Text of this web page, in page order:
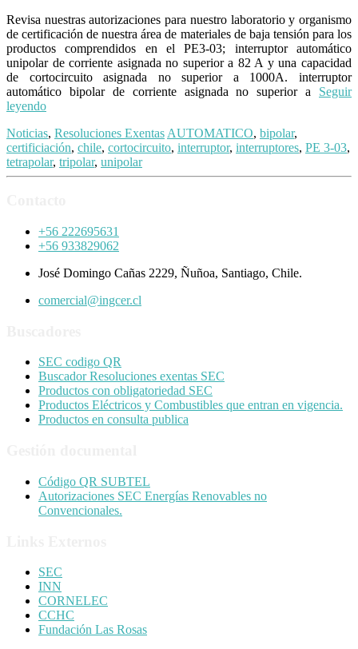
Revisa nuestras autorizaciones para nuestro laboratorio y organismo
de certificación de nuestra área de materiales de baja tensión para los
productos comprendidos en el PE3-03; interruptor automático
unipolar de corriente asignada no superior a 82 A y una capacidad
de cortocircuito asignada no superior a 1000A. interruptor
automático bipolar de corriente asignada no superior a Seguir
leyendo
Noticias, Resoluciones Exentas AUTOMATICO, bipolar,
certificiación, chile, cortocircuito, interruptor, interruptores, PE 3-03,
tetrapolar, tripolar, unipolar
+56 222695631
+56 933829062
José Domingo Cañas 2229, Ñuñoa, Santiago, Chile.
comercial@ingcer.cl
SEC codigo QR
Buscador Resoluciones exentas SEC
Productos con obligatoriedad SEC
Productos Eléctricos y Combustibles que entran en vigencia.
Productos en consulta publica
Código QR SUBTEL
Autorizaciones SEC Energías Renovables no
Convencionales.
SEC
INN
CORNELEC
CCHC
Fundación Las Rosas